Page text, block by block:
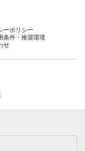
ーポリシー
条件・推奨環境
せ